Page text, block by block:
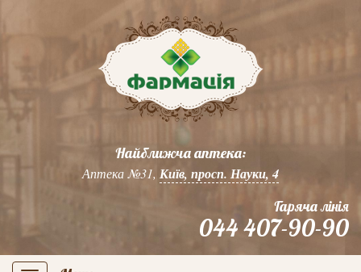
Найближча аптека:
Аптека №31, Київ, просп. Науки, 4
Гаряча лінія
044 407-90-90